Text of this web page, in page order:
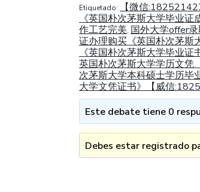
Etiquetado:
【微信
《英国朴次茅斯大学毕业
作工艺完美, 国外大学offer
证办理购买《英国朴次茅
《英国朴次茅斯大学毕业
英国朴次茅斯大学学历文凭
次茅斯大学本科硕士学历
大学文凭证书》【威信
Este debate tiene 0
Debes estar registrado